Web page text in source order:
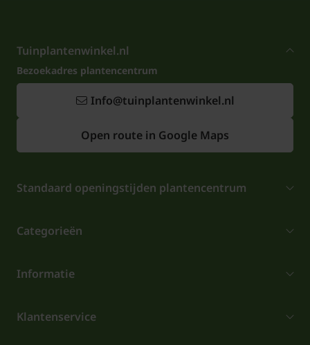
Tuinplantenwinkel.nl
Bezoekadres plantencentrum
Info@tuinplantenwinkel.nl
Open route in Google Maps
Standaard openingstijden plantencentrum
Categorieën
Informatie
Klantenservice